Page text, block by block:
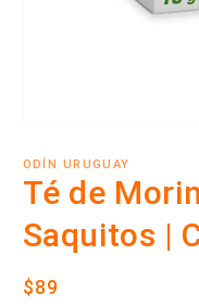
multimedia
1
ventana
modal
ODÍN URUGUAY
Té de
Saquitos |
Precio
$89